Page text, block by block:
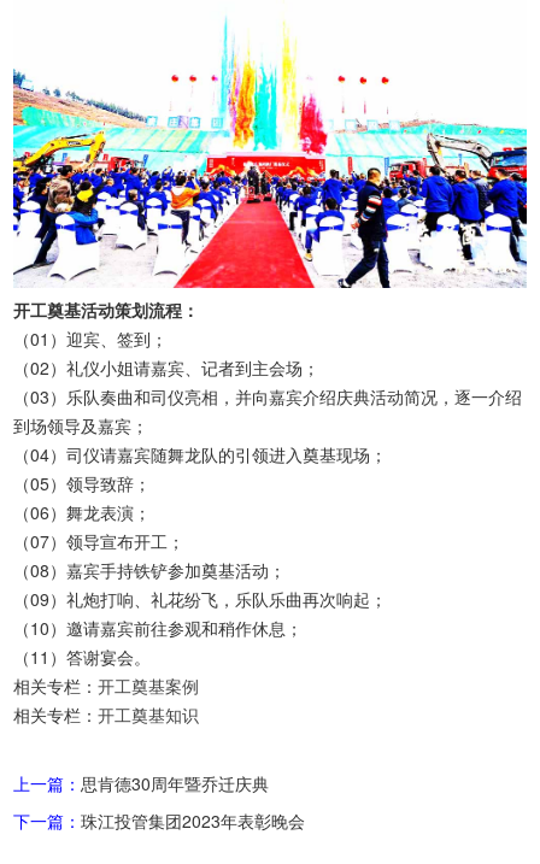
开工奠基活动策划流程：
（01）迎宾、签到；
（02）礼仪小姐请嘉宾、记者到主会场；
（03）乐队奏曲和司仪亮相，并向嘉宾介绍庆典活动简况，逐一介绍
到场领导及嘉宾；
（04）司仪请嘉宾随舞龙队的引领进入奠基现场；
（05）领导致辞；
（06）舞龙表演；
（07）领导宣布开工；
（08）嘉宾手持铁铲参加奠基活动；
（09）礼炮打响、礼花纷飞，乐队乐曲再次响起；
（10）邀请嘉宾前往参观和稍作休息；
（11）答谢宴会。
相关专栏：开工奠基案例
相关专栏：开工奠基知识
上一篇：思肯德30周年暨乔迁庆典
下一篇：珠江投管集团2023年表彰晚会